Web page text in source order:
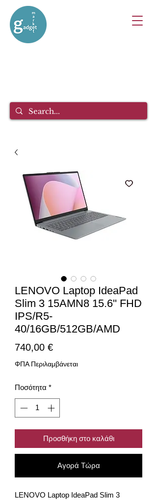
LENOVO Laptop IdeaPad
Slim 3 15AMN8 15.6'' FHD
IPS/R5-
40/16GB/512GB/AMD
740,00 €Τιμή
ΦΠΑ Περιλαμβάνεται
Ποσότητα *
Προσθήκη στο καλάθι
Αγορά Τώρα
LENOVO Laptop IdeaPad Slim 3